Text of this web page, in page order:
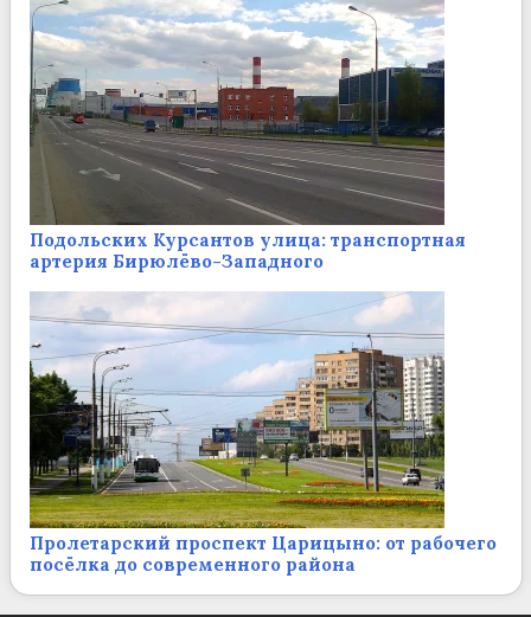
Подольских Курсантов улица: транспортная
артерия Бирюлёво-Западного
Пролетарский проспект Царицыно: от рабочего
посёлка до современного района